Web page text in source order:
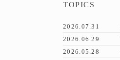
TOPICS
2026.07.31
2026.06.29
2026.05.28